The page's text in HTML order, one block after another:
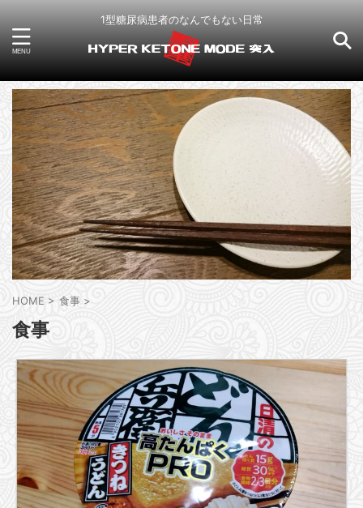
1型糖尿病患者のなんでもない日常
HOME > 食事 >
食事